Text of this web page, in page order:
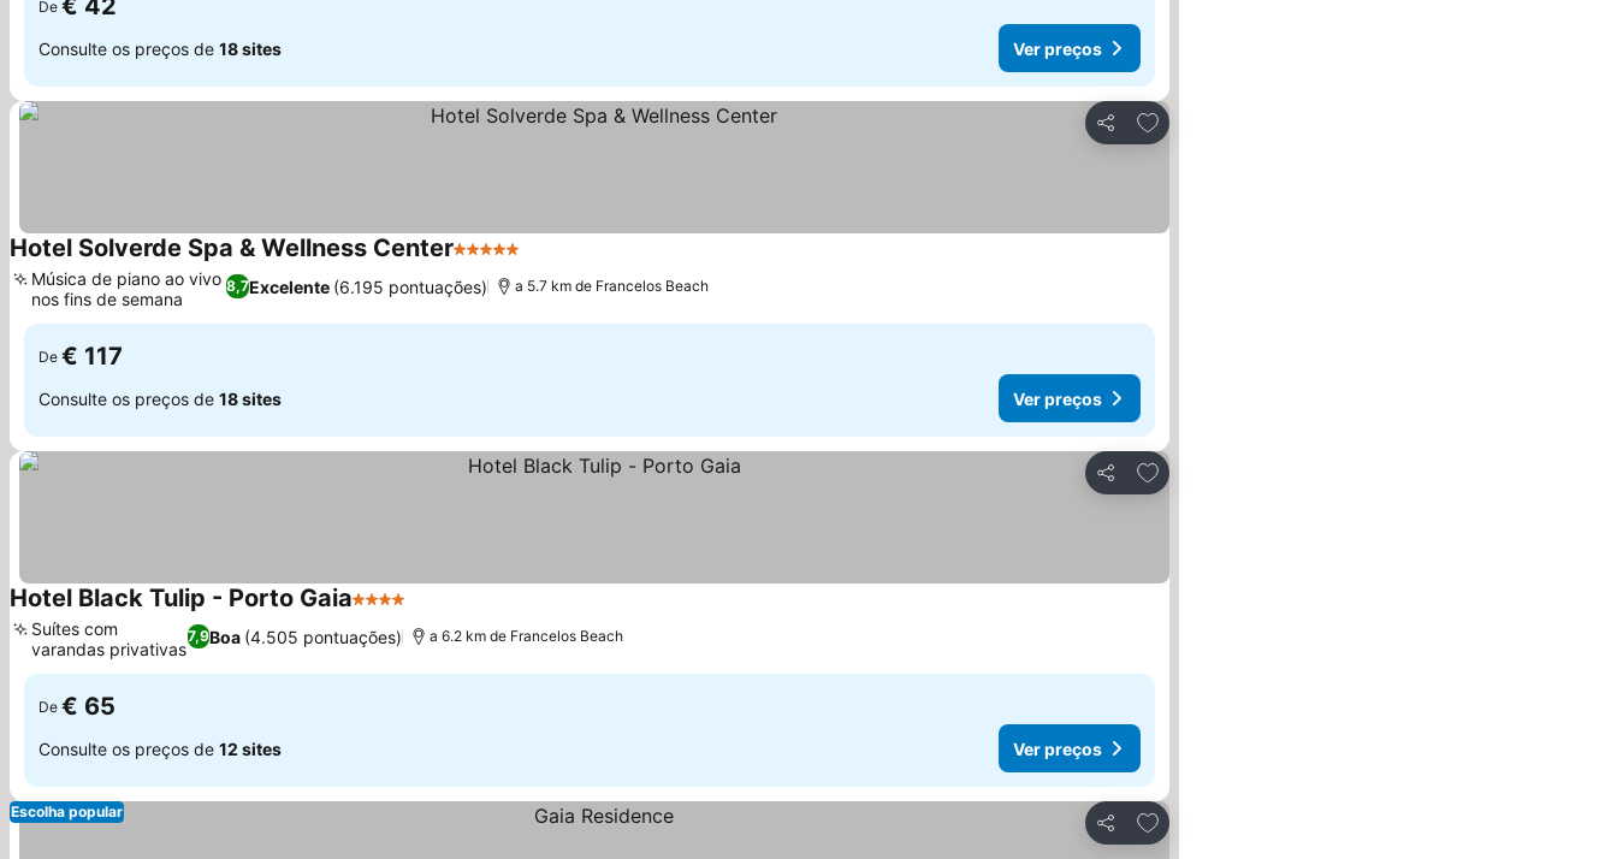
De € 42
Consulte os preços de 18 sites Ver preços
Partilhar
Adicionar aos favoritos
Hotel Solverde Spa & Wellness Center5 Estrelas
8,7Excelente (6.195 pontuações)
Música de piano ao vivo
nos fins de semana
a 5.7 km de Francelos Beach
De € 117
Consulte os preços de 18 sites Ver preços
Partilhar
Adicionar aos favoritos
Hotel Black Tulip - Porto Gaia4 Estrelas
7,9Boa (4.505 pontuações)
Suítes com
varandas privativas
a 6.2 km de Francelos Beach
De € 65
Consulte os preços de 12 sites Ver preços
Partilhar
Adicionar aos favoritos
Escolha popular